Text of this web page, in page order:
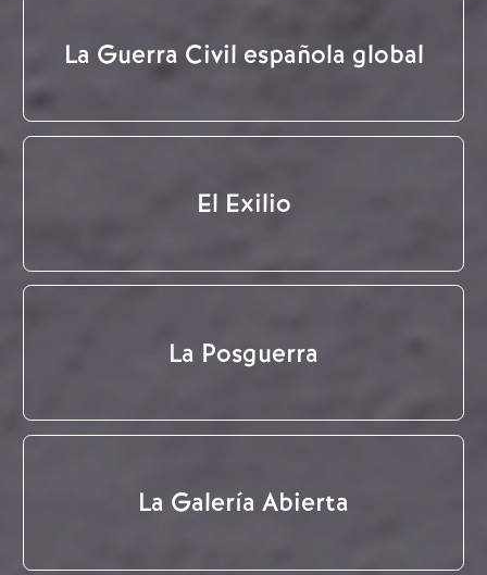
La Guerra Civil española global
El Exilio
La Posguerra
La Galería Abierta